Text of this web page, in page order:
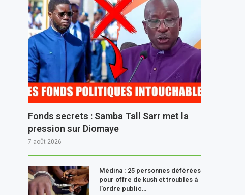
Fonds secrets : Samba Tall Sarr met la
pression sur Diomaye
7 août 2026
Médina : 25 personnes déférées
pour offre de kush et troubles à
l’ordre public…